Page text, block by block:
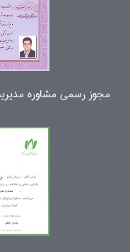
مجوز رسمی مشاوره